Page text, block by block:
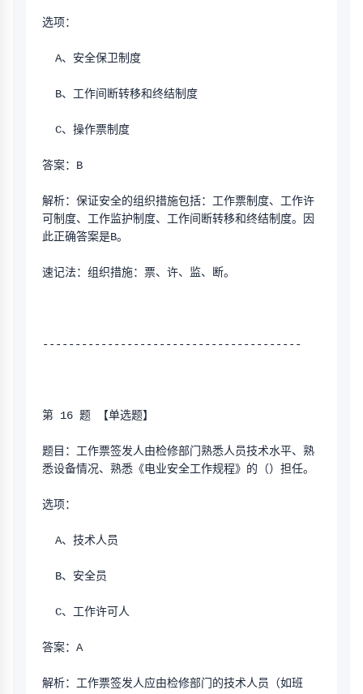
选项：
  A、安全保卫制度
  B、工作间断转移和终结制度
  C、操作票制度
答案：B
解析：保证安全的组织措施包括：工作票制度、工作许
可制度、工作监护制度、工作间断转移和终结制度。因
此正确答案是B。
速记法：组织措施：票、许、监、断。
----------------------------------------
第 16 题 【单选题】
题目：工作票签发人由检修部门熟悉人员技术水平、熟
悉设备情况、熟悉《电业安全工作规程》的（）担任。
选项：
  A、技术人员
  B、安全员
  C、工作许可人
答案：A
解析：工作票签发人应由检修部门的技术人员（如班